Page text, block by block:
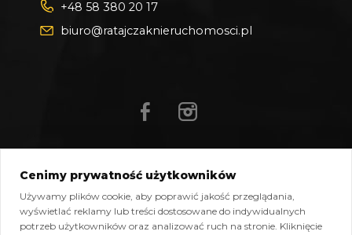
+48 58 380 20 17
biuro@ratajczaknieruchomosci.pl
Polityka cookies Kontakt
Cenimy prywatność użytkowników
Używamy plików cookie, aby poprawić jakość przeglądania,
wyświetlać reklamy lub treści dostosowane do indywidualnych
potrzeb użytkowników oraz analizować ruch na stronie. Kliknięcie